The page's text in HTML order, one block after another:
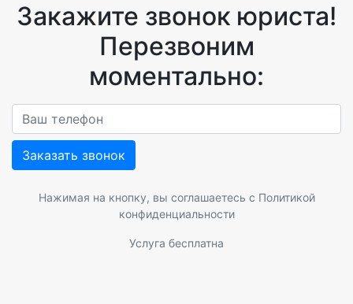
Закажите звонок юриста!
Перезвоним
моментально:
Заказать звонок
Нажимая на кнопку, вы соглашаетесь с Политикой
конфиденциальности
Услуга бесплатна